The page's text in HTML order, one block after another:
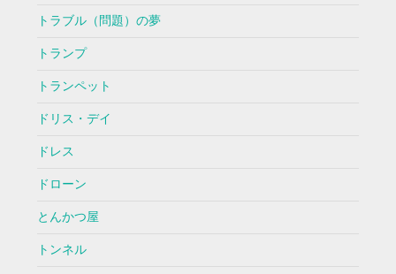
トラブル（問題）の夢
トランプ
トランペット
ドリス・デイ
ドレス
ドローン
とんかつ屋
トンネル